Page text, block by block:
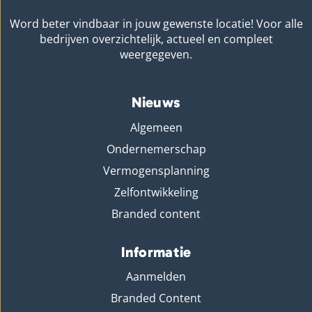
Word beter vindbaar in jouw gewenste locatie! Voor alle
bedrijven overzichtelijk, actueel en compleet
weergegeven.
Nieuws
Algemeen
Ondernemerschap
Vermogensplanning
Zelfontwikkeling
Branded content
Informatie
Aanmelden
Branded Content